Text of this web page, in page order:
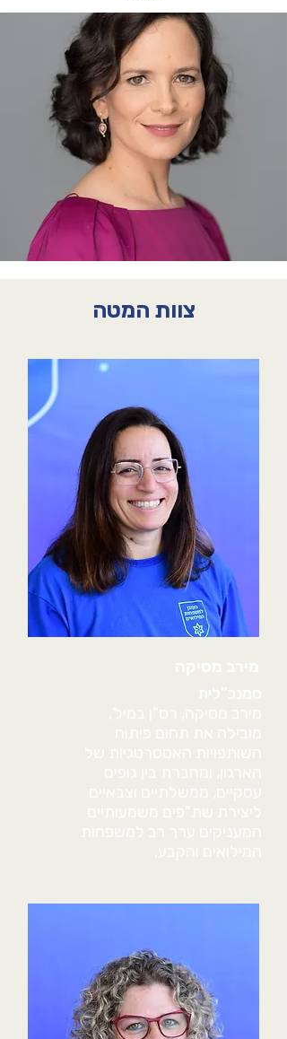
צוות המטה
סמנכ"לית
מירב מסיקה, רס"ן במיל',
מובילה את תחום פיתוח
השותפויות האסטרטגיות של
הארגון, ומחברת בין גופים
עסקיים, ממשלתיים וצבאיים
ליצירת שת"פים משמעותיים
המעניקים ערך רב למשפחות
המילואים והקבע.